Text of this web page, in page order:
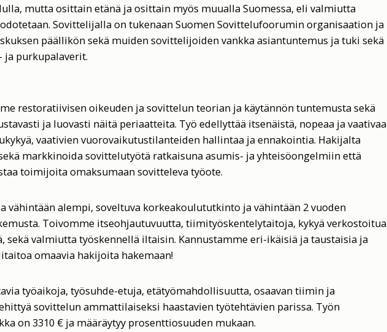
mutta osittain etänä ja osittain myös muualla Suomessa, eli valmiutta
Sovittelijalla on tukenaan Suomen Sovittelufoorumin organisaation ja
päällikön sekä muiden sovittelijoiden vankka asiantuntemus ja tuki sekä
purkupalaverit.
restoratiivisen oikeuden ja sovittelun teorian ja käytännön tuntemusta sekä
ja luovasti näitä periaatteita. Työ edellyttää itsenäistä, nopeaa ja vaativaa
vaativien vuorovaikutustilanteiden hallintaa ja ennakointia. Hakijalta
markkinoida sovittelutyötä ratkaisuna asumis- ja yhteisöongelmiin että
toimijoita omaksumaan sovitteleva työote.
vähintään alempi, soveltuva korkeakoulututkinto ja vähintään 2 vuoden
Toivomme itseohjautuvuutta, tiimityöskentelytaitoja, kykyä verkostoitua
sekä valmiutta työskennellä iltaisin. Kannustamme eri-ikäisiä ja taustaisia ja
omaavia hakijoita hakemaan!
työaikoja, työsuhde-etuja, etätyömahdollisuutta, osaavan tiimin ja
sovittelun ammattilaiseksi haastavien työtehtävien parissa. Työn
on 3310 € ja määräytyy prosenttiosuuden mukaan.